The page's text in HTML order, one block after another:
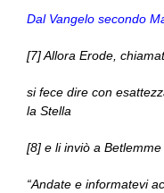
Dal Vangelo secondo
[7] Allora Erode,
si fece dire con
la Stella
[8] e li inviò a
“Andate e informatevi